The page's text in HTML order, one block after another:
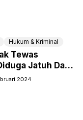
Hukum & Kriminal
Tewas
Jatuh Dari
2024